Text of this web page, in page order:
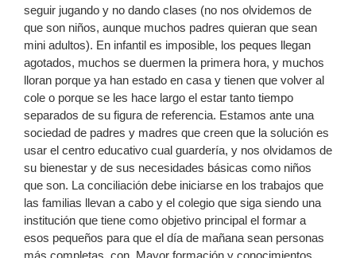
seguir jugando y no dando clases (no nos olvidemos de
que son niños, aunque muchos padres quieran que sean
mini adultos). En infantil es imposible, los peques llegan
agotados, muchos se duermen la primera hora, y muchos
lloran porque ya han estado en casa y tienen que volver al
cole o porque se les hace largo el estar tanto tiempo
separados de su figura de referencia. Estamos ante una
sociedad de padres y madres que creen que la solución es
usar el centro educativo cual guardería, y nos olvidamos de
su bienestar y de sus necesidades básicas como niños
que son. La conciliación debe iniciarse en los trabajos que
las familias llevan a cabo y el colegio que siga siendo una
institución que tiene como objetivo principal el formar a
esos pequeños para que el día de mañana sean personas
más completas, con. Mayor formación y conocimientos.